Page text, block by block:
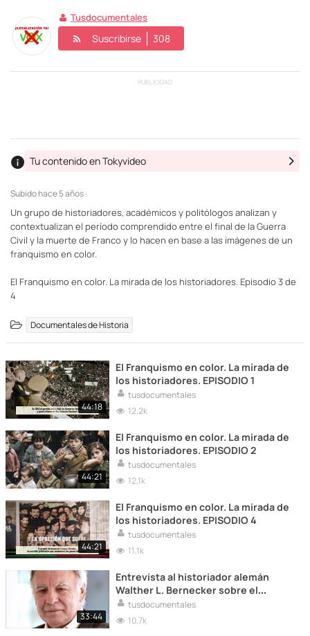
Tusdocumentales
Suscribirse 308
PUBLICIDAD
Subidohace 5 años ·
Tu contenido en Tokyvideo
Un grupo de historiadores, académicos y politólogos analizan y
contextualizan el período comprendido entre el final de la Guerra
Civil y la muerte de Franco y lo hacen en base a las imágenes de un
franquismo en color.
El Franquismo en color. La mirada de los historiadores. Episodio 3 de
4
Documentales de Historia
44:18
El Franquismo en color. La mirada de
los historiadores. EPISODIO 1
tusdocumentales
12,2k
44:21
El Franquismo en color. La mirada de
los historiadores. EPISODIO 2
tusdocumentales
12,1k
44:21
El Franquismo en color. La mirada de
los historiadores. EPISODIO 4
tusdocumentales
11,1k
33:44
Entrevista al historiador alemán
Walther L. Bernecker sobre el
franquismo, la Guerra Civil española,
la Memoria Histórica,...
tusdocumentales
10,7k